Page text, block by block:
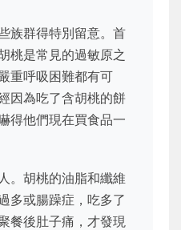
族群得特別留意。首
桃是常見的過敏原之
重呼吸困難都有可
因為吃了含胡桃的餅
得他們現在買食品一
。胡桃的油脂和纖維
多或腸躁症，吃多了
餐後肚子痛，才發現